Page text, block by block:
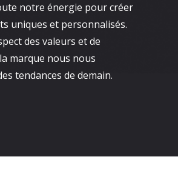
notre énergie pour créer
uniques et personnalisés.
des valeurs et de
marque nous nous
tendances de demain.